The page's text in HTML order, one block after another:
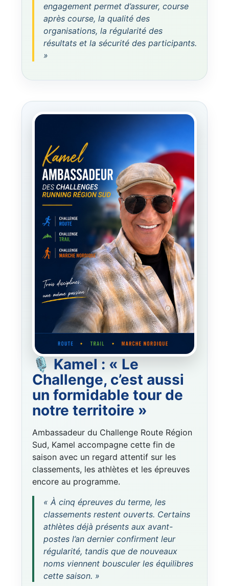
engagement permet d’assurer, course
après course, la qualité des
organisations, la régularité des
résultats et la sécurité des participants.
»
🎙️ Kamel : « Le
Challenge, c’est aussi
un formidable tour de
notre territoire »
Ambassadeur du Challenge Route Région
Sud, Kamel accompagne cette fin de
saison avec un regard attentif sur les
classements, les athlètes et les épreuves
encore au programme.
« À cinq épreuves du terme, les
classements restent ouverts. Certains
athlètes déjà présents aux avant-
postes l’an dernier confirment leur
régularité, tandis que de nouveaux
noms viennent bousculer les équilibres
cette saison. »